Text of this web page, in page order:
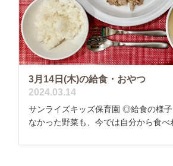
3月14日(木)の給食・おやつ
2024.03.14
サンライズキッズ保育園 ◎給食の様
なかった野菜も、今では自分から食べ